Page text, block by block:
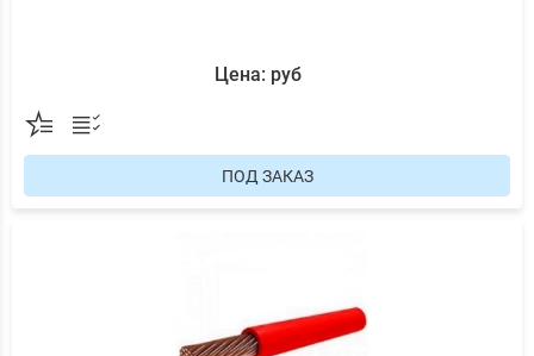
Цена: руб
ПОД ЗАКАЗ